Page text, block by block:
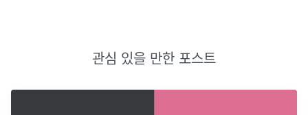
관심 있을 만한 포스트